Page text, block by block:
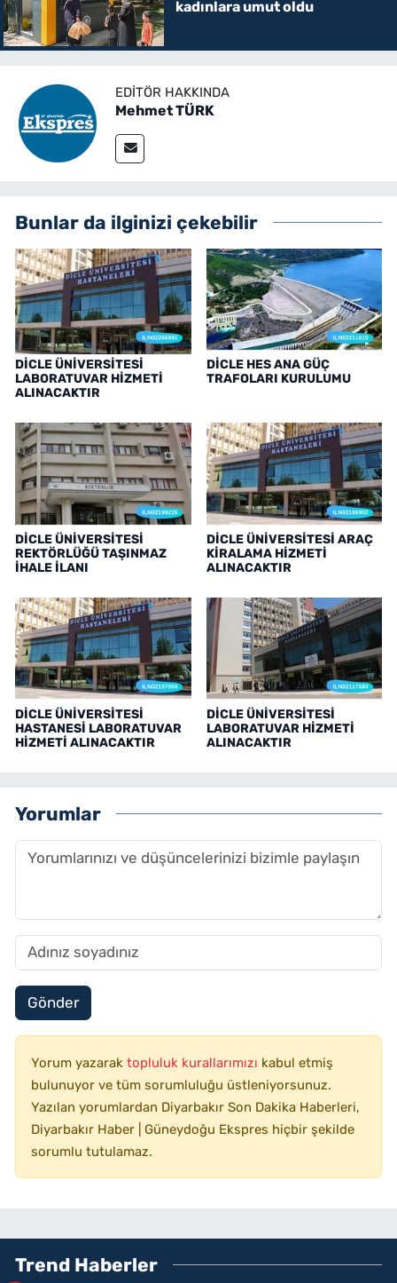
kadınlara umut oldu
EDITÖR HAKKINDA
Mehmet TÜRK
Bunlar da ilginizi çekebilir
DİCLE ÜNİVERSİTESİ
LABORATUVAR HİZMETİ
ALINACAKTIR
DİCLE HES ANA GÜÇ
TRAFOLARI KURULUMU
DİCLE ÜNİVERSİTESİ
REKTÖRLÜĞÜ TAŞINMAZ
İHALE İLANI
DİCLE ÜNİVERSİTESİ ARAÇ
KİRALAMA HİZMETİ
ALINACAKTIR
DİCLE ÜNİVERSİTESİ
HASTANESİ LABORATUVAR
HİZMETİ ALINACAKTIR
DİCLE ÜNİVERSİTESİ
LABORATUVAR HİZMETİ
ALINACAKTIR
Yorumlar
Gönder
Yorum yazarak topluluk kurallarımızı kabul etmiş
bulunuyor ve tüm sorumluluğu üstleniyorsunuz.
Yazılan yorumlardan Diyarbakır Son Dakika Haberleri,
Diyarbakır Haber | Güneydoğu Ekspres hiçbir şekilde
sorumlu tutulamaz.
Trend Haberler